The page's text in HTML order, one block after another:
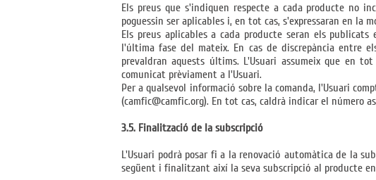
Els preus que s'indiquen respecte a cada producte no
poguessin ser aplicables i, en tot cas, s'expressaran en la
Els preus aplicables a cada producte seran els
l'última fase del mateix. En cas de discrepància entre
prevaldran aquests últims. L'Usuari assumeix que en
comunicat prèviament a l'Usuari.
Per a qualsevol informació sobre la comanda, l'Usuari
(camfic@camfic.org). En tot cas, caldrà indicar el número
3.5. Finalització de la subscripció
L'Usuari podrà posar fi a la renovació automàtica de la
següent i finalitzant així la seva subscripció al producte